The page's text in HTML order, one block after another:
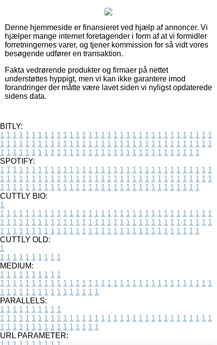
Denne hjemmeside er finansieret ved hjælp af annoncer. Vi
hjælper mange internet foretagender i form af at vi formidler
forretningernes varer, og tjener kommission for så vidt vores
besøgende udfører en transaktion.
Fakta vedrørende produkter og firmaer på nettet
understøttes hyppigt, men vi kan ikke garantere imod
forandringer der måtte være lavet siden vi nyligst opdaterede
sidens data.
BITLY:
1 1 1 1 1 1 1 1 1 1 1 1 1 1 1 1 1 1 1 1 1 1 1 1 1 1 1 1 1 1 1 1 1 1
1 1 1 1 1 1 1 1 1 1 1 1 1 1 1 1 1 1 1 1 1 1 1 1 1 1 1 1 1 1 1 1 1 1
1 1 1 1 1 1 1 1 1 1 1 1 1 1 1 1 1 1 1 1 1 1 1 1 1 1 1 1 1 1 1 1
SPOTIFY:
1 1 1 1 1 1 1 1 1 1 1 1 1 1 1 1 1 1 1 1 1 1 1 1 1 1 1 1 1 1 1 1 1 1
1 1 1 1 1 1 1 1 1 1 1 1 1 1 1 1 1 1 1 1 1 1 1 1 1 1 1 1 1 1 1 1 1 1
1 1 1 1 1 1 1 1 1 1 1 1 1 1 1 1 1 1 1 1 1 1 1 1 1 1 1 1 1 1 1 1
CUTTLY BIO:
1
1 1 1 1 1 1 1 1 1 1 1 1 1 1 1 1 1 1 1 1 1 1 1 1 1 1 1 1 1 1 1 1 1 1
1 1 1 1 1 1 1 1 1 1 1 1 1 1 1 1 1 1 1 1 1 1 1 1 1 1 1 1 1 1 1 1 1 1
1 1 1 1 1 1 1 1 1 1 1 1 1 1 1 1 1 1 1 1 1 1 1 1 1 1 1 1 1 1 1 1
CUTTLY OLD:
1
1 1 1 1 1 1 1 1 1 1
MEDIUM:
1 1 1 1 1 1 1 1 1 1
1 1 1 1 1 1 1 1 1 1 1 1 1 1 1 1 1 1 1 1 1 1 1 1 1 1 1 1 1 1 1 1 1 1
1 1 1 1 1 1 1 1 1 1 1 1 1 1 1 1
PARALLELS:
1 1 1 1 1 1 1 1 1 1
1 1 1 1 1 1 1 1 1 1 1 1 1 1 1 1 1 1 1 1 1 1 1 1 1 1 1 1 1 1 1 1 1 1
1 1 1 1 1 1 1 1 1 1 1 1 1 1 1 1
URL PARAMETER: